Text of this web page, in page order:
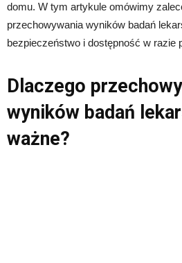
domu. W tym artykule omówimy
przechowywania wyników badań
bezpieczeństwo i dostępność w razie
Dlaczego
wyników badań
ważne?